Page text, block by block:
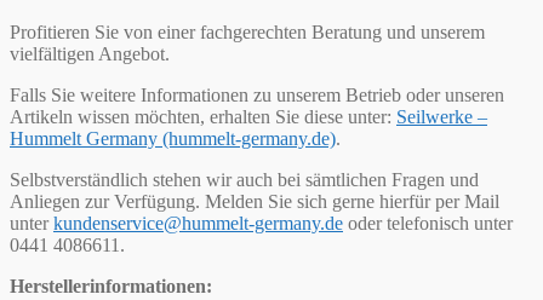
Profitieren Sie von einer fachgerechten Beratung und unserem
vielfältigen Angebot.
Falls Sie weitere Informationen zu unserem Betrieb oder unseren
Artikeln wissen möchten, erhalten Sie diese unter: Seilwerke –
Hummelt Germany (hummelt-germany.de).
Selbstverständlich stehen wir auch bei sämtlichen Fragen und
Anliegen zur Verfügung. Melden Sie sich gerne hierfür per Mail
unterkundenservice@hummelt-germany.de oder telefonisch unter
0441 4086611.
Herstellerinformationen: